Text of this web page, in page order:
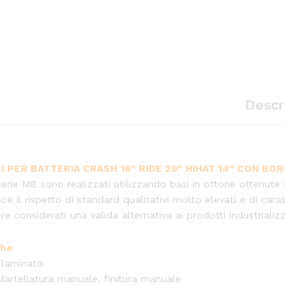
PER BATTERIA CRASH 16″ RIDE 20″ HIHAT 14″ CON
M8 sono realizzati utilizzando basi in ottone
il rispetto di standard qualitativi molto elevati e di
considerati una valida alternativa ai prodotti
manuale, finitura manuale